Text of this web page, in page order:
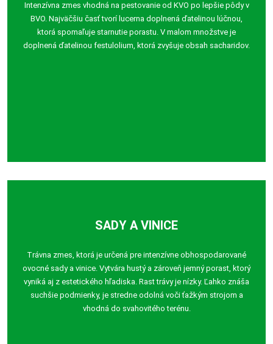
Intenzívna zmes vhodná na pestovanie od KVO po lepšie pôdy v
BVO. Najväčšiu časť tvorí lucerna doplnená ďatelinou lúčnou,
ktorá spomaľuje starnutie porastu. V malom množstve je
doplnená ďatelinou festulolium, ktorá zvyšuje obsah sacharidov.
SADY A VINICE
Trávna zmes, ktorá je určená pre intenzívne obhospodarované
ovocné sady a vinice. Vytvára hustý a zároveň jemný porast, ktorý
vyniká aj z estetického hľadiska. Rast trávy je nízky. Ľahko znáša
suchšie podmienky, je stredne odolná voči ťažkým strojom a
vhodná do svahovitého terénu.